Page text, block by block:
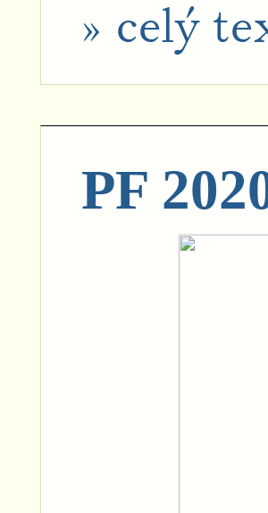
» celý
PF